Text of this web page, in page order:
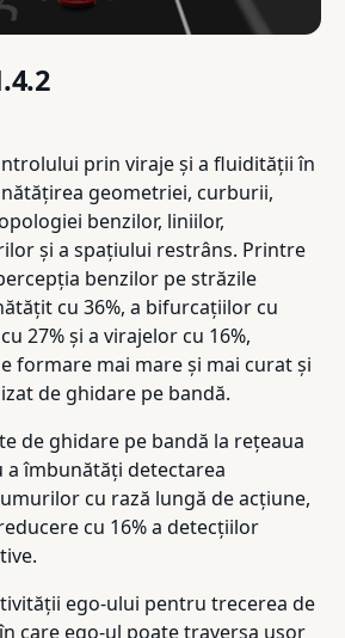
prin viraje și a fluidității în
geometriei, curburii,
benzilor, liniilor,
și a spațiului restrâns. Printre
benzilor pe străzile
cu 36%, a bifurcațiilor cu
27% și a virajelor cu 16%,
formare mai mare și mai curat și
de ghidare pe bandă.
de ghidare pe bandă la rețeaua
îmbunătăți detectarea
cu rază lungă de acțiune,
cu 16% a detecțiilor
ego-ului pentru trecerea de
care ego-ul poate traversa ușor